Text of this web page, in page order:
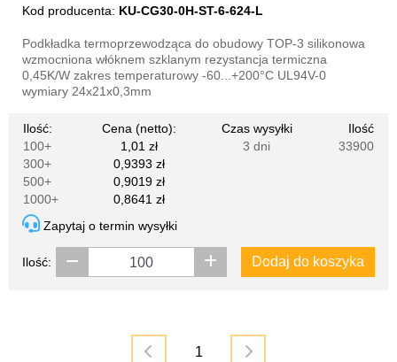
Kod producenta: KU-CG30-0H-ST-6-624-L
Podkładka termoprzewodząca do obudowy TOP-3 silikonowa
wzmocniona włóknem szklanym rezystancja termiczna
0,45K/W zakres temperaturowy -60...+200°C UL94V-0
wymiary 24x21x0,3mm
Ilość:
Cena (netto):
100+
1,01 zł
300+
0,9393 zł
500+
0,9019 zł
1000+
0,8641 zł
Czas wysyłki
Ilość
3 dni
33900
Zapytaj o termin wysyłki
Ilość: Dodaj do koszyka
1